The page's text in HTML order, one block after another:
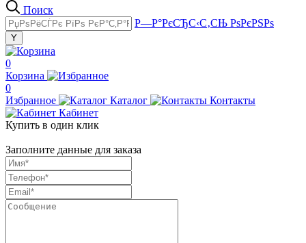
Поиск
Р—Р°РєСЂС‹С‚СЊ РѕРєРЅРѕ
0
Корзина
0
Избранное
Каталог
Контакты
Кабинет
Купить в один клик
Заполните данные для заказа